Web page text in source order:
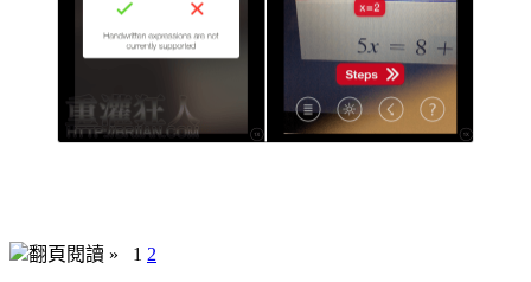
翻頁閱讀 » 1 2